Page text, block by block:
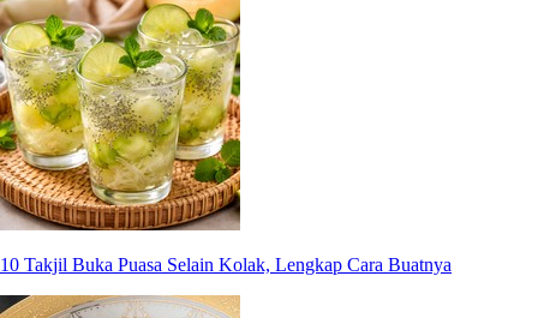
10 Takjil Buka Puasa Selain Kolak, Lengkap Cara Buatnya